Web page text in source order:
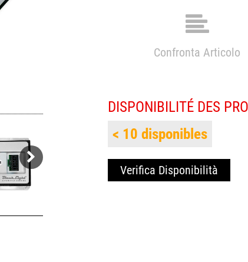
Confronta Articolo
DISPONIBILITÉ DES
Verifica Disponibilità
< 10 disponibles